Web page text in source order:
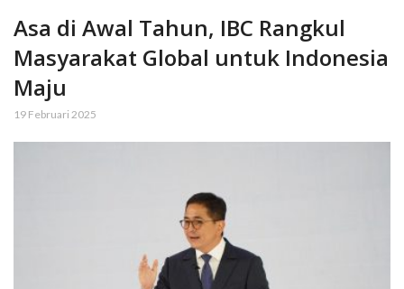
Asa di Awal Tahun, IBC Rangkul
Masyarakat Global untuk Indonesia
Maju
19 Februari 2025